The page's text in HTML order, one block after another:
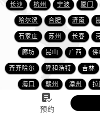
长沙 杭州 宁波 厦门
哈尔滨 合肥 济南
石家庄 苏州 长春
廊坊 昆山 广西 佛
齐齐哈尔 呼和浩特 吉林
海口 赣州 漳州 拉
大同 赤峰

预约